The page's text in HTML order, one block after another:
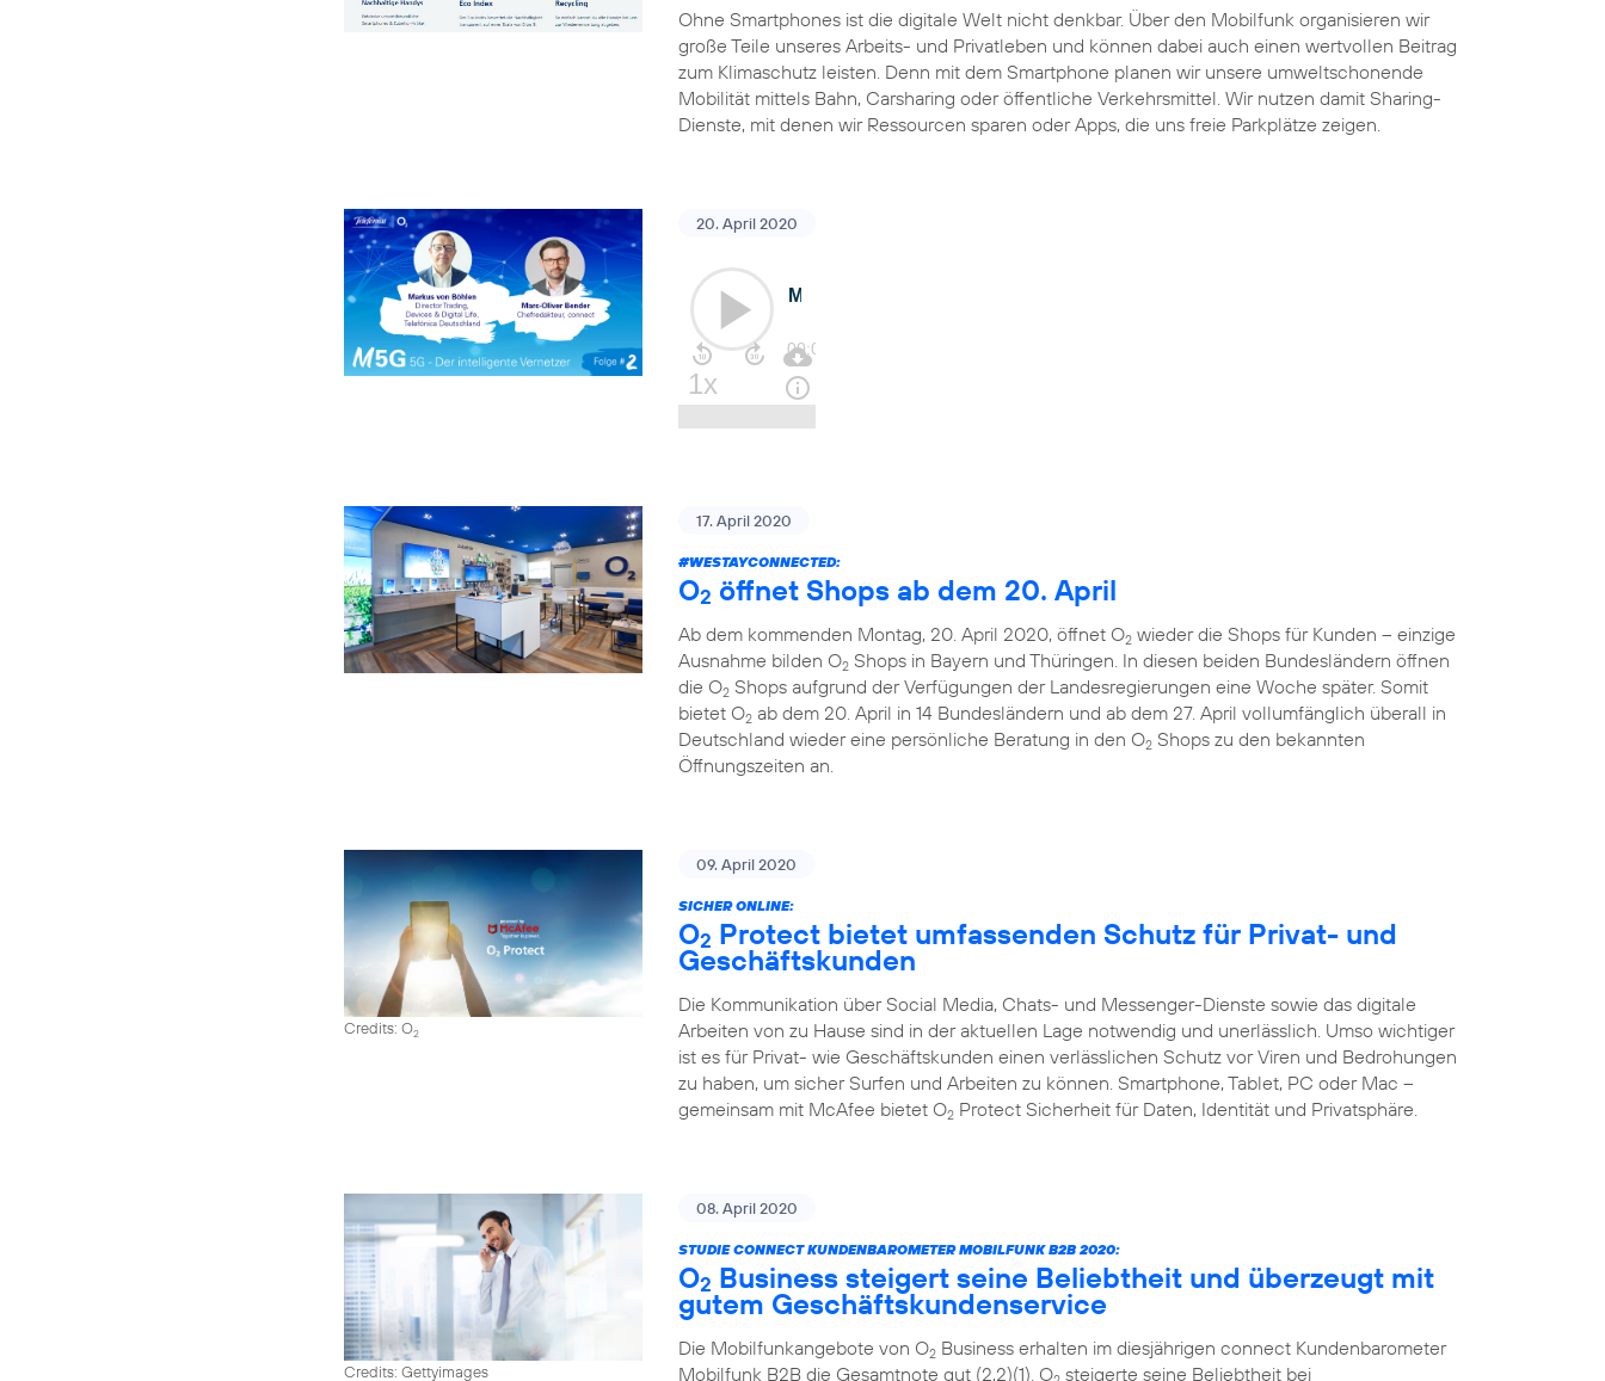
Ohne Smartphones ist die digitale Welt nicht denkbar. Über den Mobilfunk organisieren wir
große Teile unseres Arbeits- und Privatleben und können dabei auch einen wertvollen Beitrag
zum Klimaschutz leisten. Denn mit dem Smartphone planen wir unsere umweltschonende
Mobilität mittels Bahn, Carsharing oder öffentliche Verkehrsmittel. Wir nutzen damit Sharing-
Dienste, mit denen wir Ressourcen sparen oder Apps, die uns freie Parkplätze zeigen.
20. April 2020
17. April 2020
#WESTAYCONNECTED:
O2 öffnet Shops ab dem 20. April
Ab dem kommenden Montag, 20. April 2020, öffnet O2 wieder die Shops für Kunden – einzige
Ausnahme bilden O2 Shops in Bayern und Thüringen. In diesen beiden Bundesländern öffnen
die O2 Shops aufgrund der Verfügungen der Landesregierungen eine Woche später. Somit
bietet O2 ab dem 20. April in 14 Bundesländern und ab dem 27. April vollumfänglich überall in
Deutschland wieder eine persönliche Beratung in den O2 Shops zu den bekannten
Öffnungszeiten an.
Credits: O2
09. April 2020
SICHER ONLINE:
O2 Protect bietet umfassenden Schutz für Privat- und
Geschäftskunden
Die Kommunikation über Social Media, Chats- und Messenger-Dienste sowie das digitale
Arbeiten von zu Hause sind in der aktuellen Lage notwendig und unerlässlich. Umso wichtiger
ist es für Privat- wie Geschäftskunden einen verlässlichen Schutz vor Viren und Bedrohungen
zu haben, um sicher Surfen und Arbeiten zu können. Smartphone, Tablet, PC oder Mac –
gemeinsam mit McAfee bietet O2 Protect Sicherheit für Daten, Identität und Privatsphäre.
Credits: Gettyimages
08. April 2020
STUDIE CONNECT KUNDENBAROMETER MOBILFUNK B2B 2020:
O2 Business steigert seine Beliebtheit und überzeugt mit
gutem Geschäftskundenservice
Die Mobilfunkangebote von O2 Business erhalten im diesjährigen connect Kundenbarometer
Mobilfunk B2B die Gesamtnote gut (2,2)(1). O steigerte seine Beliebtheit bei